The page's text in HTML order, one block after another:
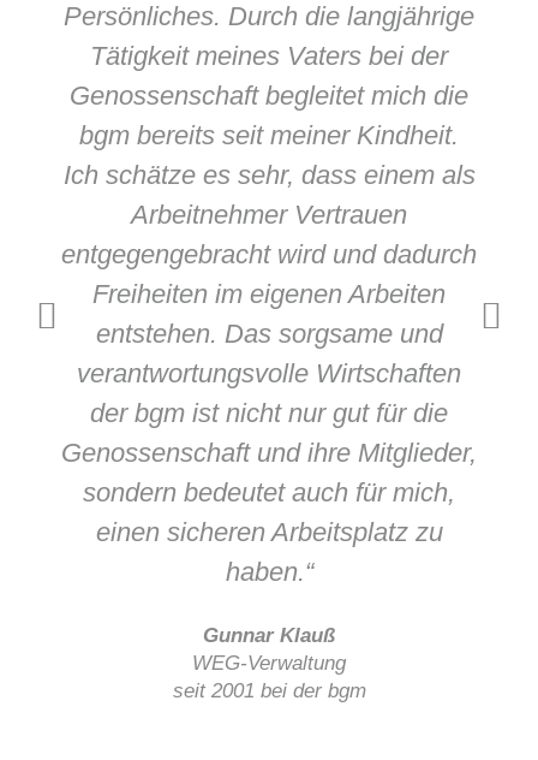
Persönliches. Durch die langjährige
Tätigkeit meines Vaters bei der
Genossenschaft begleitet mich die
bgm bereits seit meiner Kindheit.
Ich schätze es sehr, dass einem als
Arbeitnehmer Vertrauen
entgegengebracht wird und dadurch
Freiheiten im eigenen Arbeiten
entstehen. Das sorgsame und
verantwortungsvolle Wirtschaften
der bgm ist nicht nur gut für die
Genossenschaft und ihre Mitglieder,
sondern bedeutet auch für mich,
einen sicheren Arbeitsplatz zu
haben.“
Gunnar Klauß
WEG-Verwaltung
seit 2001 bei der bgm